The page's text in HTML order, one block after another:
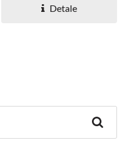
konwerter...Detale